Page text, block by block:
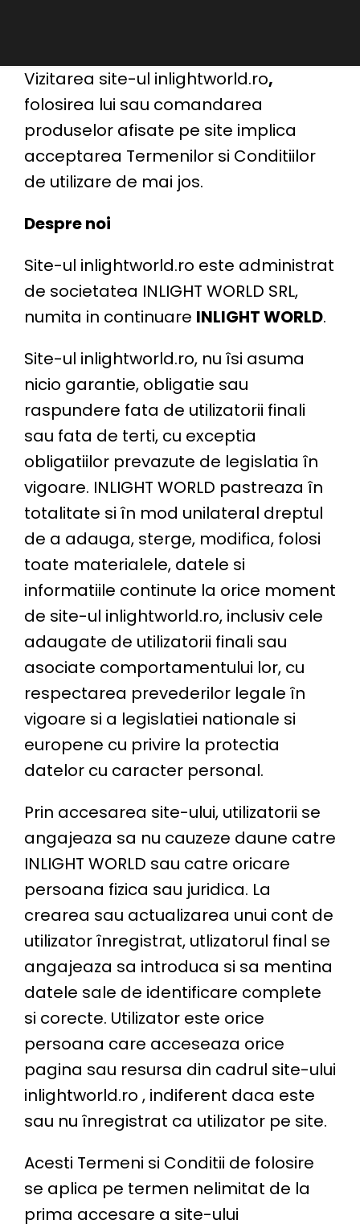
content
Vizitarea site-ul inlightworld.ro,
folosirea lui sau comandarea
produselor afisate pe site implica
acceptarea Termenilor si Conditiilor
de utilizare de mai jos.
Despre noi
Site-ul inlightworld.ro este administrat
de societatea INLIGHT WORLD SRL,
numita in continuare INLIGHT WORLD.
Site-ul inlightworld.ro, nu îsi asuma
nicio garantie, obligatie sau
raspundere fata de utilizatorii finali
sau fata de terti, cu exceptia
obligatiilor prevazute de legislatia în
vigoare. INLIGHT WORLD pastreaza în
totalitate si în mod unilateral dreptul
de a adauga, sterge, modifica, folosi
toate materialele, datele si
informatiile continute la orice moment
de site-ul inlightworld.ro, inclusiv cele
adaugate de utilizatorii finali sau
asociate comportamentului lor, cu
respectarea prevederilor legale în
vigoare si a legislatiei nationale si
europene cu privire la protectia
datelor cu caracter personal.
Prin accesarea site-ului, utilizatorii se
angajeaza sa nu cauzeze daune catre
INLIGHT WORLD sau catre oricare
persoana fizica sau juridica. La
crearea sau actualizarea unui cont de
utilizator înregistrat, utlizatorul final se
angajeaza sa introduca si sa mentina
datele sale de identificare complete
si corecte. Utilizator este orice
persoana care acceseaza orice
pagina sau resursa din cadrul site-ului
inlightworld.ro , indiferent daca este
sau nu înregistrat ca utilizator pe site.
Acesti Termeni si Conditii de folosire
se aplica pe termen nelimitat de la
prima accesare a site-ului